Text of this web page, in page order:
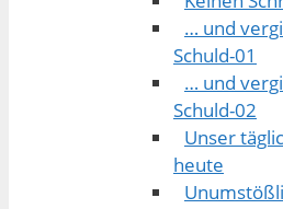
… und
Schuld-01
… und
Schuld-02
Unser
heute